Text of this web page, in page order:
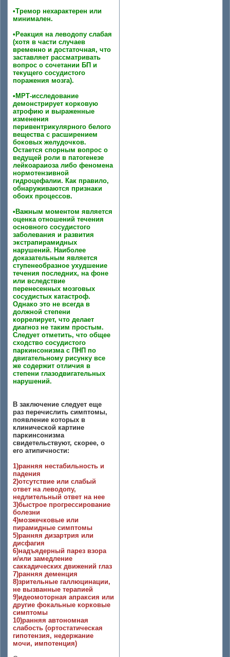
•Тремор нехарактерен или
минимален.
•Реакция на леводопу слабая
(хотя в части случаев
временно и достаточная, что
заставляет рассматривать
вопрос о сочетании БП и
текущего сосудистого
поражения мозга).
•МРТ-исследование
демонстрирует корковую
атрофию и выраженные
изменения
перивентрикулярного белого
вещества с расширением
боковых желудочков.
Остается спорным вопрос о
ведущей роли в патогенезе
лейкоараиоза либо феномена
нормотензивной
гидроцефалии. Как правило,
обнаруживаются признаки
обоих процессов.
•Важным моментом является
оценка отношений течения
основного сосудистого
заболевания и развития
экстрапирамидных
нарушений. Наиболее
доказательным является
ступенеобразное ухудшение
течения последних, на фоне
или вследствие
перенесенных мозговых
сосудистых катастроф.
Однако это не всегда в
должной степени
коррелирует, что делает
диагноз не таким простым.
Следует отметить, что общее
сходство сосудистого
паркинсонизма с ПНП по
двигательному рисунку все
же содержит отличия в
степени глазодвигательных
нарушений.
В заключение следует еще
раз перечислить симптомы,
появление которых в
клинической картине
паркинсонизма
свидетельствуют, скорее, о
его атипичности:
1)ранняя нестабильность и
падения
2)отсутствие или слабый
ответ на леводопу,
недлительный ответ на нее
3)быстрое прогрессирование
болезни
4)мозжечковые или
пирамидные симптомы
5)ранняя дизартрия или
дисфагия
6)надъядерный парез взора
и/или замедление
саккадических движений глаз
7)ранняя деменция
8)зрительные галлюцинации,
не вызванные терапией
9)идеомоторная апраксия или
другие фокальные корковые
симптомы
10)ранняя автономная
слабость (ортостатическая
гипотензия, недержание
мочи, импотенция)